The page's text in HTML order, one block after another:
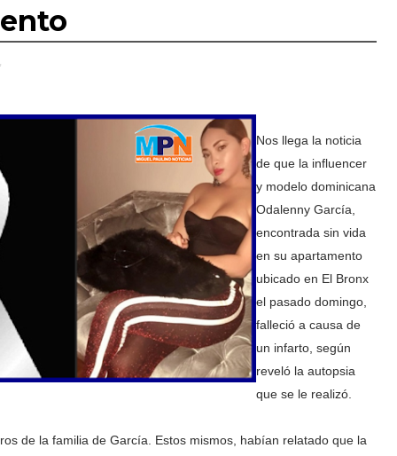
Nos llega la noticia
de que la influencer
y modelo dominicana
Odalenny García,
encontrada sin vida
en su apartamento
ubicado en El Bronx
el pasado domingo,
falleció a causa de
un infarto, según
reveló la autopsia
que se le realizó.
de la familia de García. Estos mismos, habían relatado que la